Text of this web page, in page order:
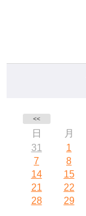
<<
日 月
31
1
7
8
14
15
21
22
28
29